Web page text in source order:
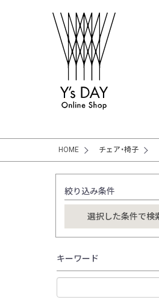
HOME チェア・椅子
絞り込み条件
キーワード